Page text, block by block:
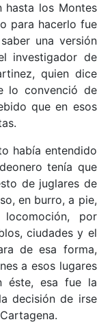
hasta los Montes
para hacerlo fue
una versión
investigador de
quien dice
lo convenció de
que en esos
había entendido
tenía que
de juglares de
en burro, a pie,
por
ciudades y el
de esa forma,
a esos lugares
éste, esa fue la
decisión de irse